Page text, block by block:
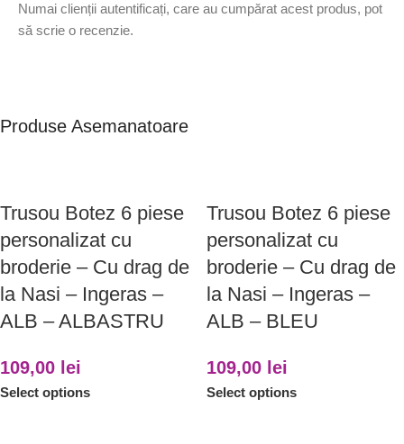
Numai clienții autentificați, care au cumpărat acest produs, pot
să scrie o recenzie.
Produse Asemanatoare
Trusou Botez 6 piese
personalizat cu
broderie – Cu drag de
la Nasi – Ingeras –
ALB – ALBASTRU
109,00 lei
Select options
Trusou Botez 6 piese
personalizat cu
broderie – Cu drag de
la Nasi – Ingeras –
ALB – BLEU
109,00 lei
Select options